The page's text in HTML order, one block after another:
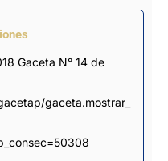
Gaceta N° 14 de
gaceta.mostrar_